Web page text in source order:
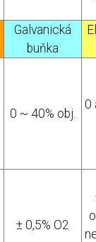
Galvanická
buňka
0 ~ 40% obj.
0
± 0,5% O2